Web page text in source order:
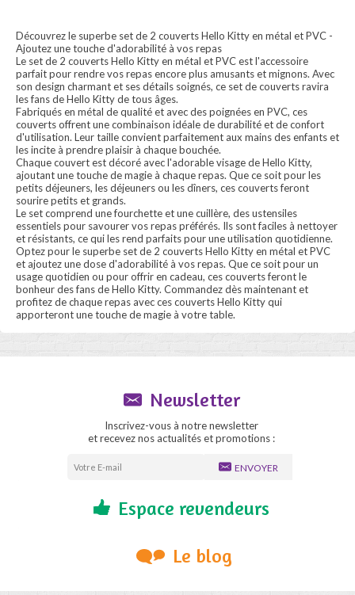
Découvrez le superbe set de 2 couverts Hello Kitty en métal et PVC -
Ajoutez une touche d'adorabilité à vos repas
Le set de 2 couverts Hello Kitty en métal et PVC est l'accessoire
parfait pour rendre vos repas encore plus amusants et mignons. Avec
son design charmant et ses détails soignés, ce set de couverts ravira
les fans de Hello Kitty de tous âges.
Fabriqués en métal de qualité et avec des poignées en PVC, ces
couverts offrent une combinaison idéale de durabilité et de confort
d'utilisation. Leur taille convient parfaitement aux mains des enfants et
les incite à prendre plaisir à chaque bouchée.
Chaque couvert est décoré avec l'adorable visage de Hello Kitty,
ajoutant une touche de magie à chaque repas. Que ce soit pour les
petits déjeuners, les déjeuners ou les dîners, ces couverts feront
sourire petits et grands.
Le set comprend une fourchette et une cuillère, des ustensiles
essentiels pour savourer vos repas préférés. Ils sont faciles à nettoyer
et résistants, ce qui les rend parfaits pour une utilisation quotidienne.
Optez pour le superbe set de 2 couverts Hello Kitty en métal et PVC
et ajoutez une dose d'adorabilité à vos repas. Que ce soit pour un
usage quotidien ou pour offrir en cadeau, ces couverts feront le
bonheur des fans de Hello Kitty. Commandez dès maintenant et
profitez de chaque repas avec ces couverts Hello Kitty qui
apporteront une touche de magie à votre table.
Newsletter
Inscrivez-vous à notre newsletter
et recevez nos actualités et promotions :
ENVOYER
Espace revendeurs
Le blog